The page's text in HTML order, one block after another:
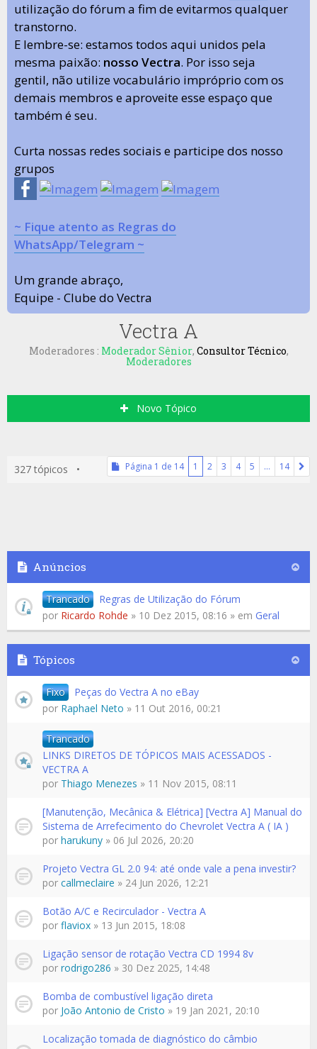
utilização do fórum a fim de evitarmos qualquer
transtorno.
E lembre-se: estamos todos aqui unidos pela
mesma paixão: nosso Vectra. Por isso seja
gentil, não utilize vocabulário impróprio com os
demais membros e aproveite esse espaço que
também é seu.
Curta nossas redes sociais e participe dos nosso
grupos
~ Fique atento as Regras do
WhatsApp/Telegram ~
Um grande abraço,
Equipe - Clube do Vectra
Vectra A
Moderadores : Moderador Sênior, Consultor Técnico,
Moderadores
Novo Tópico
327 tópicos • Página 1 de 14 1 2 3 4 5 … 14
Anúncios
Trancado
Regras de Utilização do Fórum
por Ricardo Rohde » 10 Dez 2015, 08:16 » em Geral
Tópicos
Fixo
Peças do Vectra A no eBay
por Raphael Neto » 11 Out 2016, 00:21
Trancado
LINKS DIRETOS DE TÓPICOS MAIS ACESSADOS -
VECTRA A
por Thiago Menezes » 11 Nov 2015, 08:11
[Manutenção, Mecânica & Elétrica] [Vectra A] Manual do
Sistema de Arrefecimento do Chevrolet Vectra A ( IA )
por harukuny » 06 Jul 2026, 20:20
Projeto Vectra GL 2.0 94: até onde vale a pena investir?
por callmeclaire » 24 Jun 2026, 12:21
Botão A/C e Recirculador - Vectra A
por flaviox » 13 Jun 2015, 18:08
Ligação sensor de rotação Vectra CD 1994 8v
por rodrigo286 » 30 Dez 2025, 14:48
Bomba de combustível ligação direta
por João Antonio de Cristo » 19 Jan 2021, 20:10
Localização tomada de diagnóstico do câmbio